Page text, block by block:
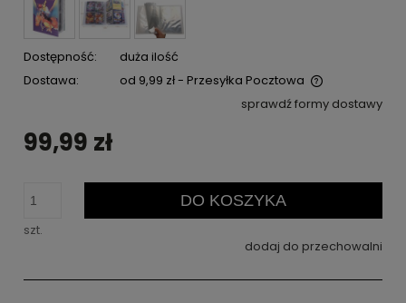
Dostępność:
duża ilość
Dostawa:
od 9,99 zł- Przesyłka Pocztowa
Cena nie zawiera ewentualnych kosztów płatności
sprawdź formy dostawy
99,99 zł
szt.
DO KOSZYKA
dodaj do przechowalni